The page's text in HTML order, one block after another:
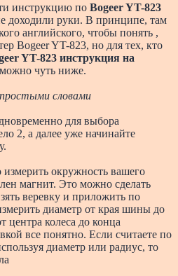
инструкцию по Bogeer YT-823
доходили руки. В принципе, там
английского, чтобы понять ,
Bogeer YT-823, но для тех, кто
YT-823 инструкция на
чуть ниже.
словами
для выбора
2, а далее уже начинайте
окружность вашего
магнит. Это можно сделать
веревку и приложить по
диаметр от края шины до
центра колеса до конца
все понятно. Если считаете по
диаметр или радиус, то